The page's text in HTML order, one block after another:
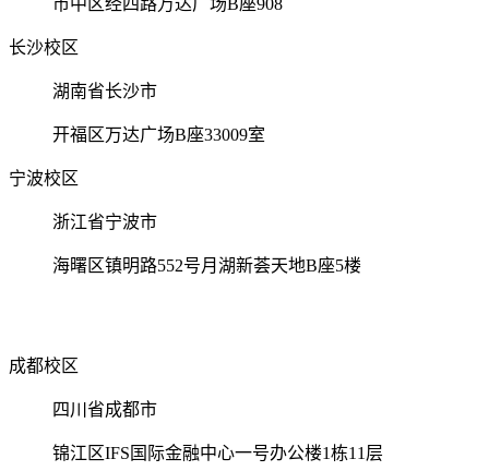
市中区经四路万达广场B座908
长沙校区
湖南省长沙市
开福区万达广场B座33009室
宁波校区
浙江省宁波市
海曙区镇明路552号月湖新荟天地B座5楼
成都校区
四川省成都市
锦江区IFS国际金融中心一号办公楼1栋11层